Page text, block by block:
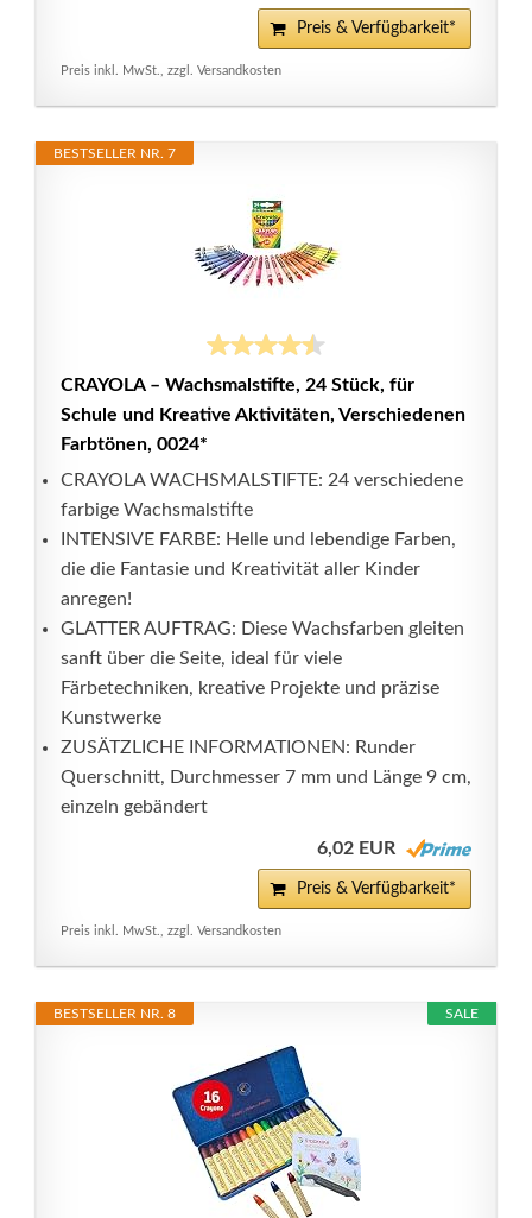
Preis & Verfügbarkeit*
Preis inkl. MwSt., zzgl. Versandkosten
BESTSELLER NR. 7
CRAYOLA – Wachsmalstifte, 24 Stück, für
Schule und Kreative Aktivitäten, Verschiedenen
Farbtönen, 0024*
CRAYOLA WACHSMALSTIFTE: 24 verschiedene
farbige Wachsmalstifte
INTENSIVE FARBE: Helle und lebendige Farben,
die die Fantasie und Kreativität aller Kinder
anregen!
GLATTER AUFTRAG: Diese Wachsfarben gleiten
sanft über die Seite, ideal für viele
Färbetechniken, kreative Projekte und präzise
Kunstwerke
ZUSÄTZLICHE INFORMATIONEN: Runder
Querschnitt, Durchmesser 7 mm und Länge 9 cm,
einzeln gebändert
6,02 EUR
Preis & Verfügbarkeit*
Preis inkl. MwSt., zzgl. Versandkosten
SALE
BESTSELLER NR. 8